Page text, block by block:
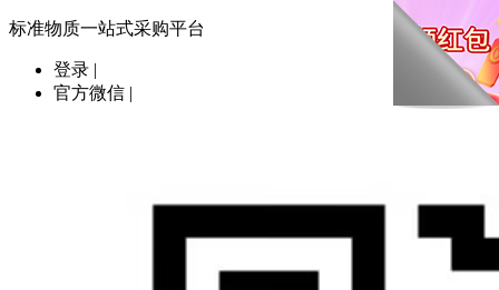
标准物质一站式采购平台
登录 |
官方微信 |